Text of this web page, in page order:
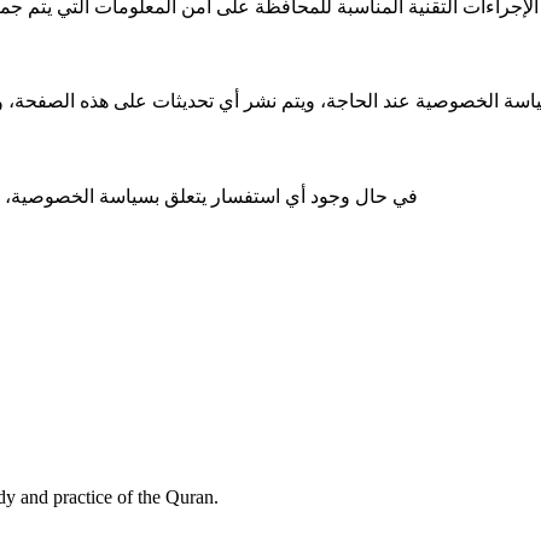
التقنية المناسبة للمحافظة على أمن المعلومات التي يتم
الخصوصية عند الحاجة، ويتم نشر أي تحديثات على هذه الصفحة،
في حال وجود أي استفسار يتعلق بسياسة الخصوصية،
and practice of the Quran.